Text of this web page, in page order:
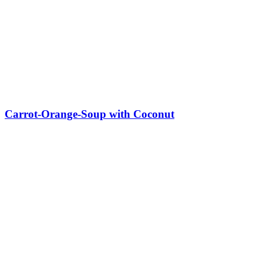
Carrot-Orange-Soup with Coconut